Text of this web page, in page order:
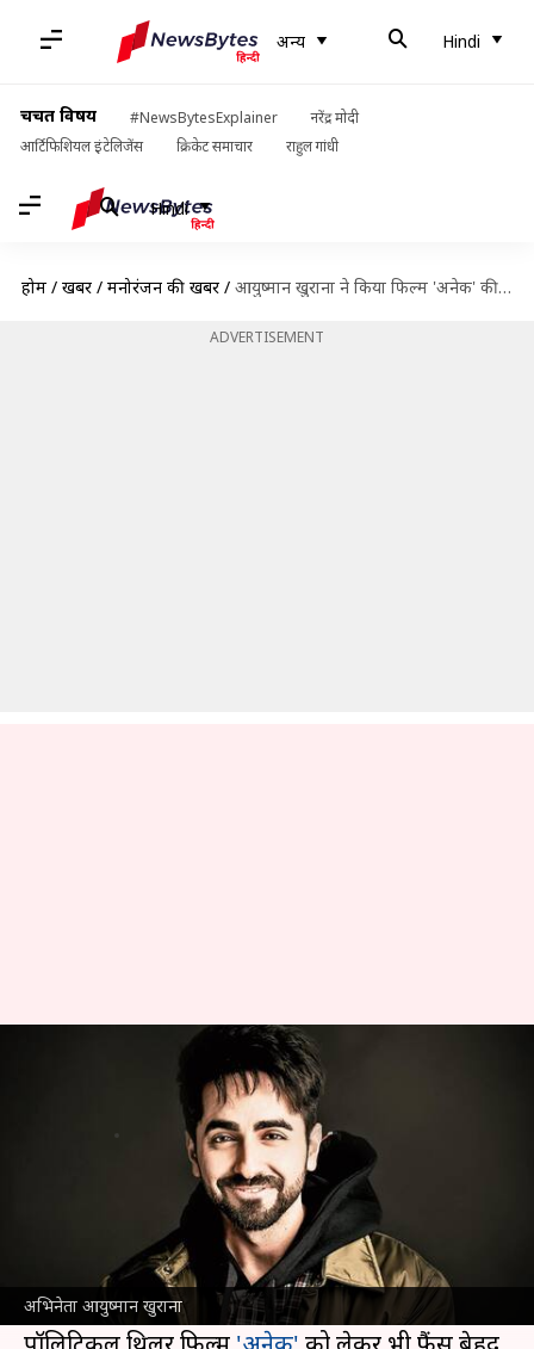
अन्य Hindi
चर्चित विषय #NewsBytesExplainer
नरेंद्र मोदी
आर्टिफिशियल इंटेलिजेंस
क्रिकेट समाचार राहुल गांधी
Hindi
होम / खबरें / मनोरंजन की खबरें / आयुष्मान खुराना ने किया फिल्म 'अनेक' की रिलीज डेट का ऐलान
ADVERTISEMENT
अभिनेता आयुष्मान खुराना
आयुष्मान खुराना ने किया फिल्म
'अनेक' की रिलीज डेट का ऐलान
Oct 22, 2021 04:44 pm
आयुष्मान खुरानाकी फिल्मों का दर्शकों को
बेसब्री से इंतजार रहता है और रहे भी क्यों ना, वह लीक से
हटकर फिल्में जो करते हैं। यही वजह है कि उनकी सोशल